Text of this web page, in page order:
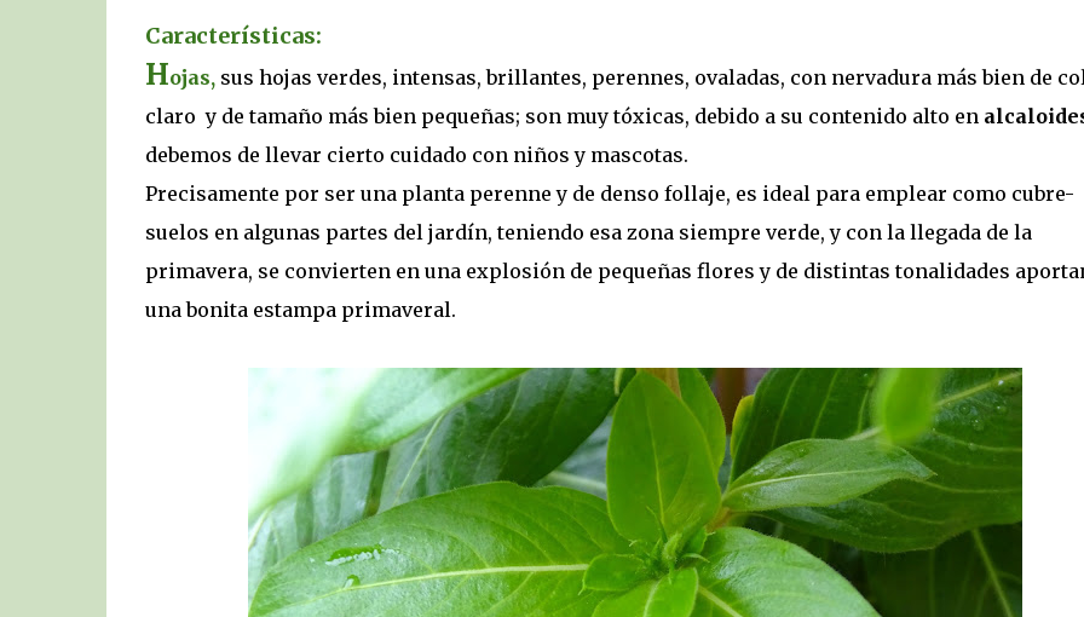
Características:
Hojas, sus hojas verdes, intensas, brillantes, perennes, ovaladas, con nervadura más bien de
claro y de tamaño más bien pequeñas; son muy tóxicas, debido a su contenido alto en
debemos de llevar cierto cuidado con niños y mascotas.
Precisamente por ser una planta perenne y de denso follaje, es ideal para emplear como cubre-
suelos en algunas partes del jardín, teniendo esa zona siempre verde, y con la llegada de la
primavera, se convierten en una explosión de pequeñas flores y de distintas tonalidades
una bonita estampa primaveral.